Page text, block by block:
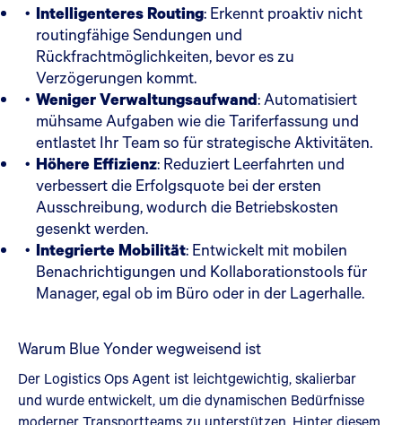
Intelligenteres Routing: Erkennt proaktiv nicht
routingfähige Sendungen und
Rückfrachtmöglichkeiten, bevor es zu
Verzögerungen kommt.
Weniger Verwaltungsaufwand: Automatisiert
mühsame Aufgaben wie die Tariferfassung und
entlastet Ihr Team so für strategische Aktivitäten.
Höhere Effizienz: Reduziert Leerfahrten und
verbessert die Erfolgsquote bei der ersten
Ausschreibung, wodurch die Betriebskosten
gesenkt werden.
Integrierte Mobilität: Entwickelt mit mobilen
Benachrichtigungen und Kollaborationstools für
Manager, egal ob im Büro oder in der Lagerhalle.
Warum Blue Yonder wegweisend ist
Der Logistics Ops Agent ist leichtgewichtig, skalierbar
und wurde entwickelt, um die dynamischen Bedürfnisse
moderner Transportteams zu unterstützen. Hinter diesem